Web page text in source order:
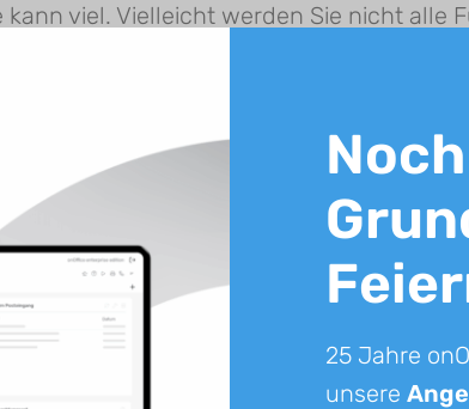
kann viel. Vielleicht werden Sie nicht alle
Web-Exposé
Exposé meets Website für ein intensives
25 Jahre
unsere